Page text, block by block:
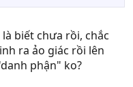
biết chưa rồi, chắc
ra ảo giác rồi lên
phận" ko?